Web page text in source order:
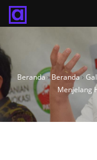
Beranda›Beranda›
Menjelang